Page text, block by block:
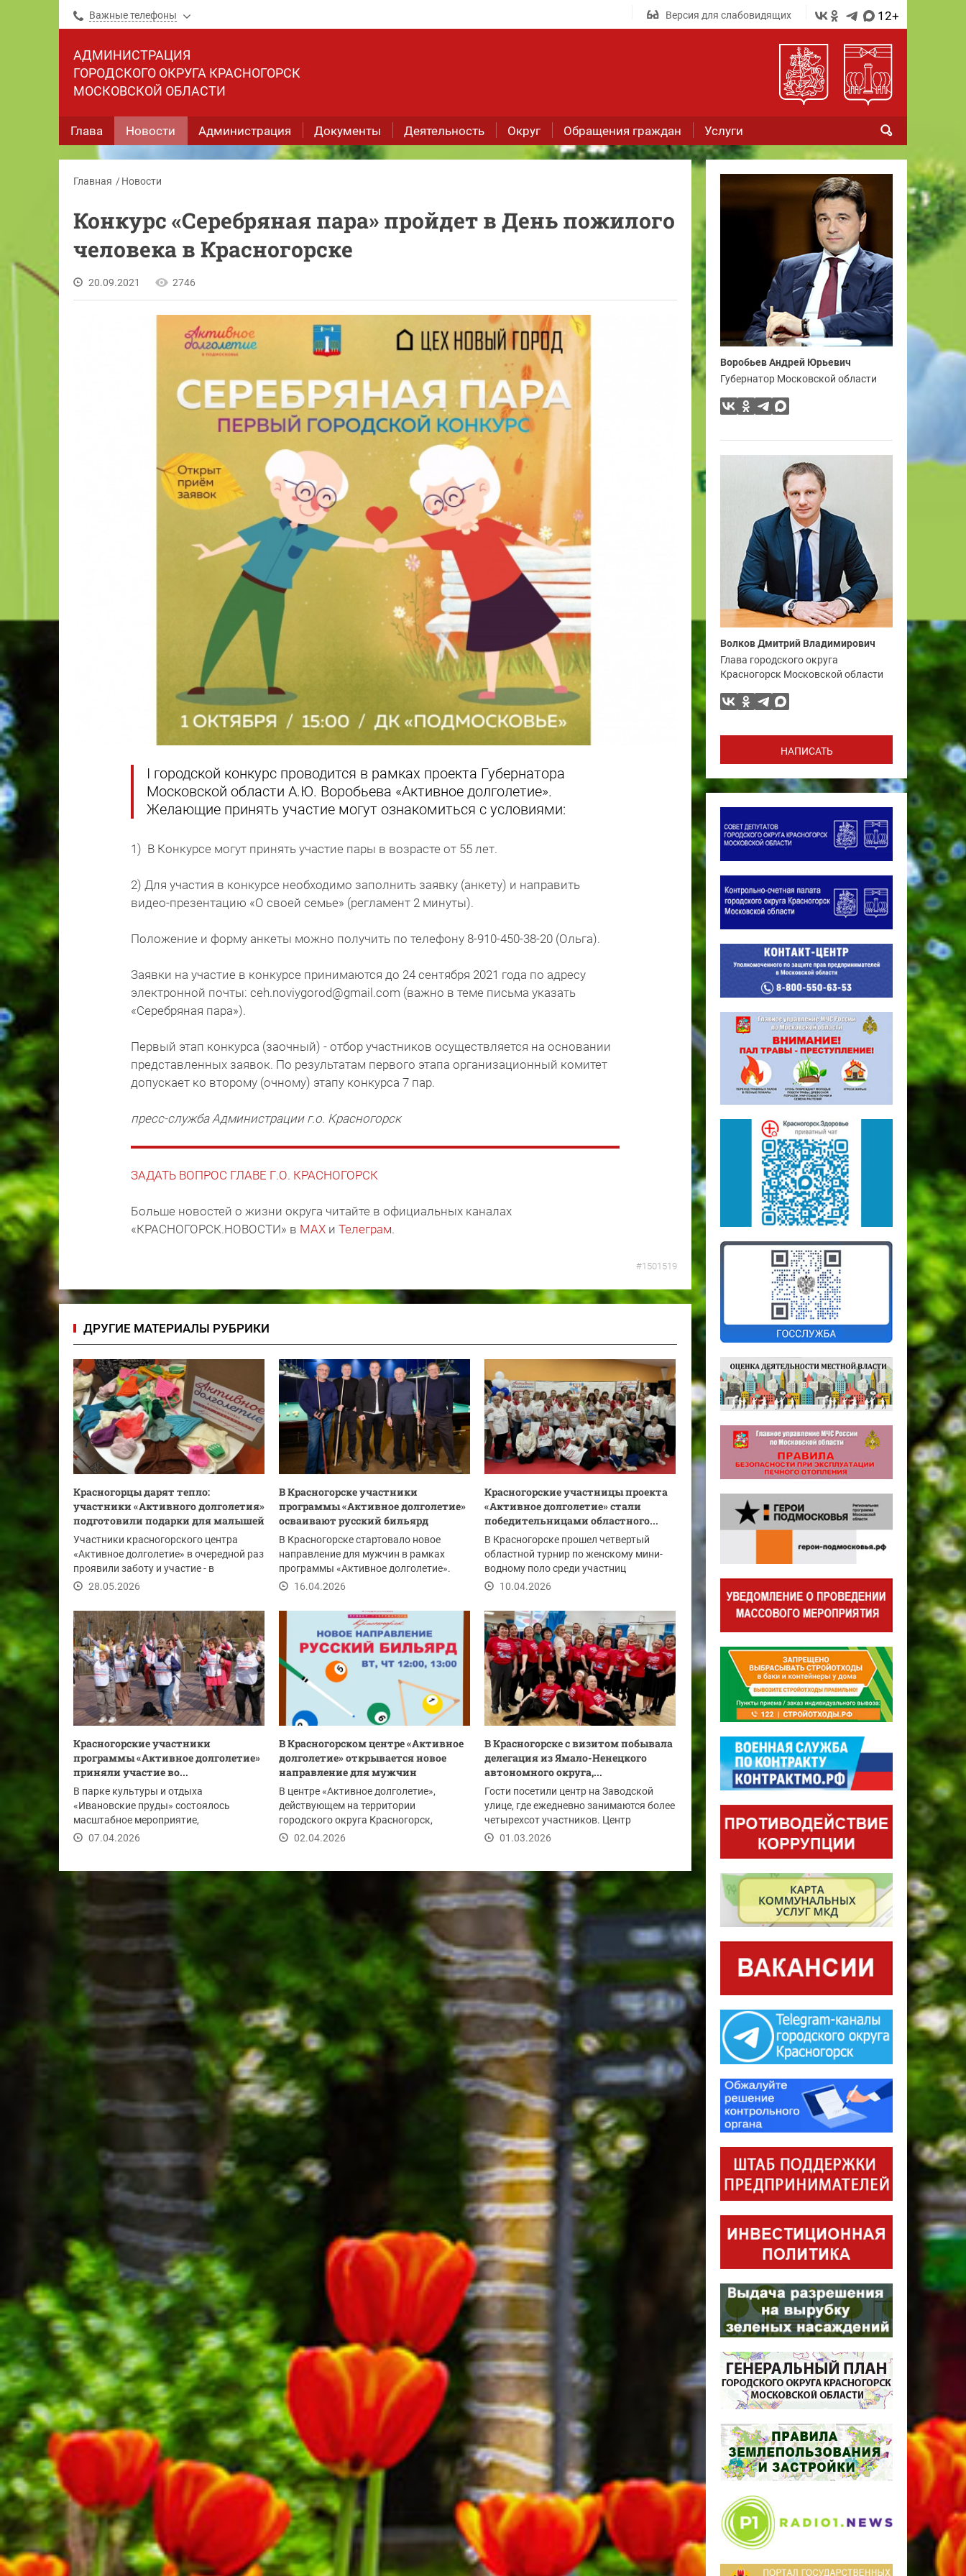
Важные телефоны Версия для слабовидящих 12+
АДМИНИСТРАЦИЯ
ГОРОДСКОГО ОКРУГА КРАСНОГОРСК
МОСКОВСКОЙ ОБЛАСТИ
Глава Новости Администрация Документы Деятельность Округ Обращения граждан Услуги
Главная Новости
Конкурс «Серебряная пара» пройдет в День пожилого
человека в Красногорске
20.09.2021 2746
I городской конкурс проводится в рамках проекта Губернатора
Московской области А.Ю. Воробьева «Активное долголетие».
Желающие принять участие могут ознакомиться с условиями:
1) В Конкурсе могут принять участие пары в возрасте от 55 лет.
2) Для участия в конкурсе необходимо заполнить заявку (анкету) и направить
видео-презентацию «О своей семье» (регламент 2 минуты).
Положение и форму анкеты можно получить по телефону 8-910-450-38-20 (Ольга).
Заявки на участие в конкурсе принимаются до 24 сентября 2021 года по адресу
электронной почты: ceh.noviygorod@gmail.com (важно в теме письма указать
«Серебряная пара»).
Первый этап конкурса (заочный) - отбор участников осуществляется на основании
представленных заявок. По результатам первого этапа организационный комитет
допускает ко второму (очному) этапу конкурса 7 пар.
пресс-служба Администрации г.о. Красногорск
ЗАДАТЬ ВОПРОС ГЛАВЕ Г.О. КРАСНОГОРСК
Больше новостей о жизни округа читайте в официальных каналах
«КРАСНОГОРСК.НОВОСТИ» в MAX и Телеграм.
#1501519
ДРУГИЕ МАТЕРИАЛЫ РУБРИКИ
Красногорцы дарят тепло:
участники «Активного долголетия»
подготовили подарки для малышей
Участники красногорского центра
«Активное долголетие» в очередной раз
проявили заботу и участие - в
преддверии Дня...
28.05.2026
В Красногорске участники
программы «Активное долголетие»
осваивают русский бильярд
В Красногорске стартовало новое
направление для мужчин в рамках
программы «Активное долголетие».
Теперь участники...
16.04.2026
Красногорские участницы проекта
«Активное долголетие» стали
победительницами областного...
В Красногорске прошел четвертый
областной турнир по женскому мини-
водному поло среди участниц
губернаторского проекта...
10.04.2026
Красногорские участники
программы «Активное долголетие»
приняли участие во...
В парке культуры и отдыха
«Ивановские пруды» состоялось
масштабное мероприятие,
приуроченное ко Всемирному дню...
07.04.2026
В Красногорском центре «Активное
долголетие» открывается новое
направление для мужчин
В центре «Активное долголетие»,
действующем на территории
городского округа Красногорск,
стартует новое досуговое...
02.04.2026
В Красногорске с визитом побывала
делегация из Ямало-Ненецкого
автономного округа,...
Гости посетили центр на Заводской
улице, где ежедневно занимаются более
четырехсот участников. Центр
«Активное...
01.03.2026
Воробьев Андрей Юрьевич
Губернатор Московской области
Волков Дмитрий Владимирович
Глава городского округа
Красногорск Московской области
НАПИСАТЬ